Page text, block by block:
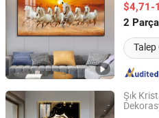
$4,71-
2 Parça
Talep
Zhejiang, China
Şık
Yiwu Songyun Household